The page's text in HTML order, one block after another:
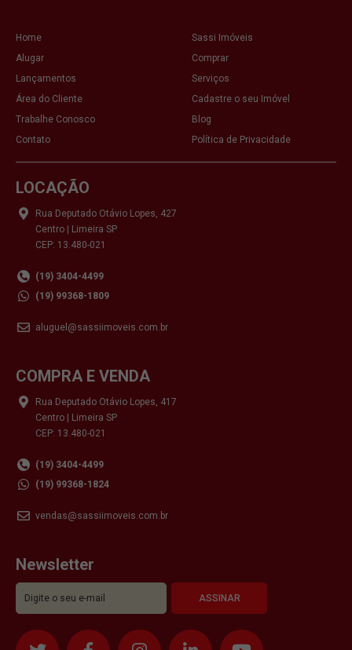
Home
Sassi Imóveis
Alugar
Comprar
Lançamentos
Serviços
Área do Cliente
Cadastre o seu Imóvel
Trabalhe Conosco
Blog
Contato
Política de Privacidade
LOCAÇÃO
Rua Deputado Otávio Lopes, 427
Centro | Limeira SP
CEP: 13.480-021
(19) 3404-4499
(19) 99368-1809
aluguel@sassiimoveis.com.br
COMPRA E VENDA
Rua Deputado Otávio Lopes, 417
Centro | Limeira SP
CEP: 13.480-021
(19) 3404-4499
(19) 99368-1824
vendas@sassiimoveis.com.br
Newsletter